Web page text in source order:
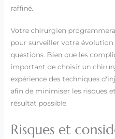
raffiné.
Votre chirurgien
pour surveiller votre
questions. Bien que les
important de choisir un
expérience des techniques
afin de minimiser les risques
résultat possible.
Risques et